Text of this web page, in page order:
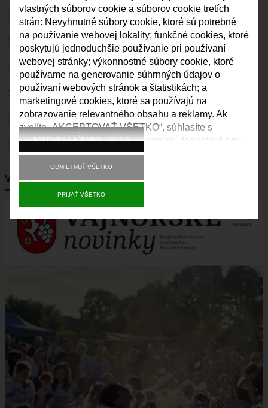
ŠPORT
FK VAJNORY
HK VAJNORY
ŠK VAJNORY
DOM KULTÚRY VAJNORY
ĽUDOVÝ DOM
DOM SMÚTKU
ULICE VO VAJNOROCH
KAM VO VAJNOROCH
VAJNORSKÝ ĽUDOVÝ DOM
CYKLOTRASA JURAVA
KONTAKTY
STAROSTA
REFERÁTY
DOM KULTÚRY VAJNORY
VAJNORSKÉ NOVINKY
KVALITA OVZDUŠIA
KAMERY
VAJNORY V MÉDIÁCH
ROZHLAS
VAJNORSKÉ NOVINKY
vlastných súborov cookie a súborov cookie tretích
strán: Nevyhnutné súbory cookie, ktoré sú potrebné
na používanie webovej lokality; funkčné cookies, ktoré
poskytujú jednoduchšie používanie pri používaní
webovej stránky; výkonnostné súbory cookie, ktoré
používame na generovanie súhrnných údajov o
používaní webových stránok a štatistikách; a
marketingové cookies, ktoré sa používajú na
zobrazovanie relevantného obsahu a reklamy. Ak
zvolíte „AKCEPTOVAŤ VŠETKO“, súhlasíte s
používaním všetkých súborov cookie. Jednotlivé typy
súborov cookie môžete prijať a odmietnuť a svoj
súhlas do budúcnosti kedykoľvek odvolať v časti
„Nastavenia“.
NASTAVENIA SÚBOROV COOKIE
ODMIETNUŤ VŠETKO
PRIJAŤ VŠETKO